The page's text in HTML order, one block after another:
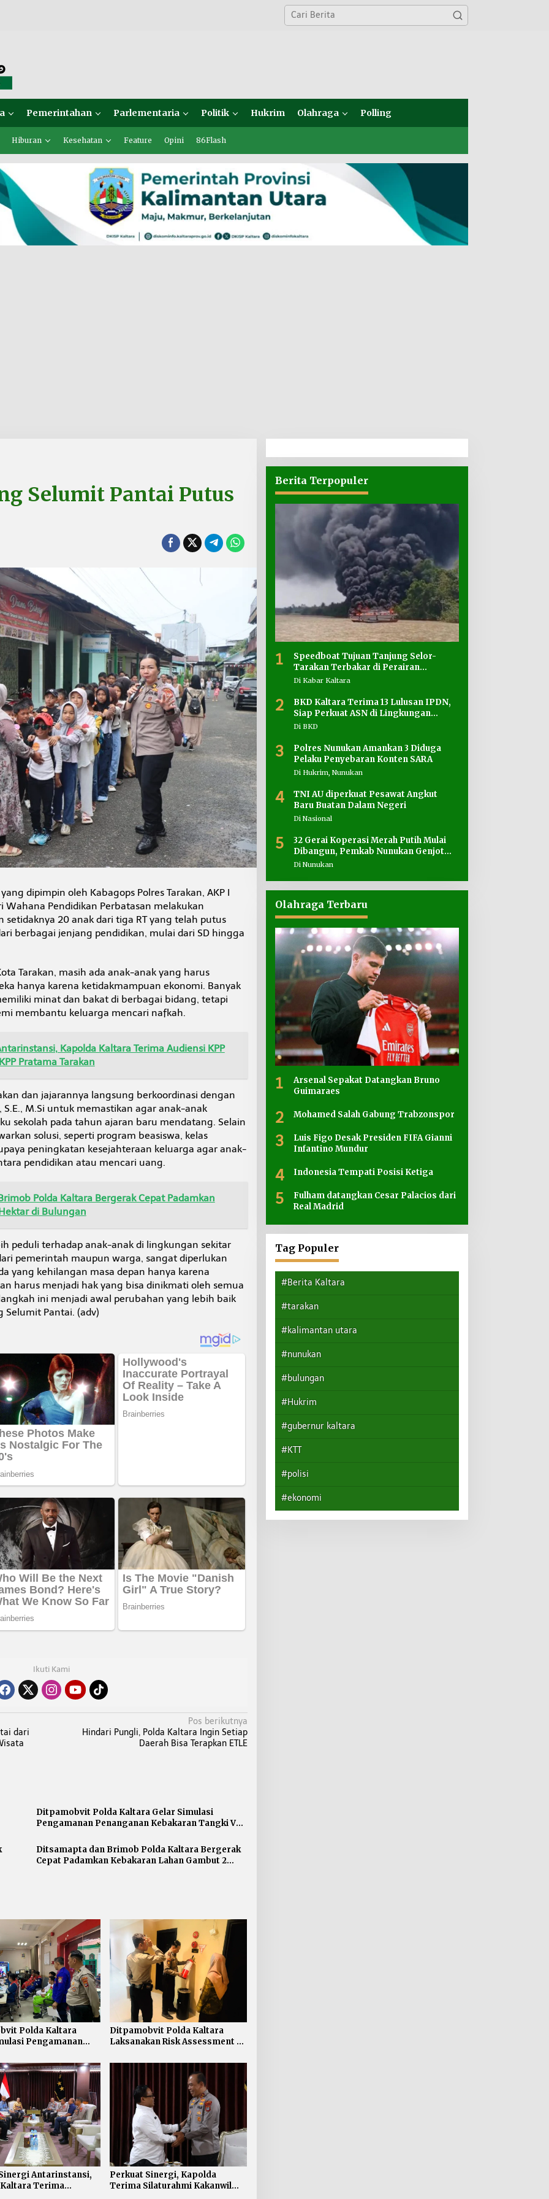
Pemerintahan Parlementaria Politik Hukrim Olahraga Polling
Hiburan Kesehatan Feature Opini 86Flash
Selumit Pantai Putus
dipimpin oleh Kabagops Polres Tarakan, AKP I
Wahana Pendidikan Perbatasan melakukan
20 anak dari tiga RT yang telah putus
berbagai jenjang pendidikan, mulai dari SD hingga
Tarakan, masih ada anak-anak yang harus
hanya karena ketidakmampuan ekonomi. Banyak
minat dan bakat di berbagai bidang, tetapi
membantu keluarga mencari nafkah.
Kapolda Kaltara Terima Audiensi KPP
Pratama Tarakan
dan jajarannya langsung berkoordinasi dengan
S.E., M.Si untuk memastikan agar anak-anak
sekolah pada tahun ajaran baru mendatang. Selain
solusi, seperti program beasiswa, kelas
peningkatan kesejahteraan keluarga agar anak-
pendidikan atau mencari uang.
Polda Kaltara Bergerak Cepat Padamkan
di Bulungan
peduli terhadap anak-anak di lingkungan sekitar
pemerintah maupun warga, sangat diperlukan
yang kehilangan masa depan hanya karena
harus menjadi hak yang bisa dinikmati oleh semua
ini menjadi awal perubahan yang lebih baik
Selumit Pantai. (adv)
Ikuti Kami
dari
Pos berikutnya
Hindari Pungli, Polda Kaltara Ingin Setiap
Daerah Bisa Terapkan ETLE
Ditpamobvit Polda Kaltara Gelar Simulasi
Pengamanan Penanganan Kebakaran Tangki V
Ditsamapta dan Brimob Polda Kaltara Bergerak
Cepat Padamkan Kebakaran Lahan Gambut 2
Polda Kaltara
Pengamanan
di PT Pertamina TBBM
Ditpamobvit Polda Kaltara
Laksanakan Risk Assessment di
Antarinstansi,
Terima
Perkuat Sinergi, Kapolda
Terima Silaturahmi Kakanwil
Berita Terpopuler
1
Speedboat Tujuan Tanjung Selor-
Tarakan Terbakar di Perairan
Salimbatu
Di Kabar Kaltara
2
BKD Kaltara Terima 13 Lulusan IPDN,
Siap Perkuat ASN di Lingkungan
Pemprov
Di BKD
3
Polres Nunukan Amankan 3 Diduga
Pelaku Penyebaran Konten SARA
Di Hukrim, Nunukan
4
TNI AU diperkuat Pesawat Angkut
Baru Buatan Dalam Negeri
Di Nasional
5
32 Gerai Koperasi Merah Putih Mulai
Dibangun, Pemkab Nunukan Genjot
Penyediaan Lahan
Di Nunukan
Olahraga Terbaru
1
Arsenal Sepakat Datangkan Bruno
Guimaraes
2 Mohamed Salah Gabung Trabzonspor
3
Luis Figo Desak Presiden FIFA Gianni
Infantino Mundur
4 Indonesia Tempati Posisi Ketiga
5
Fulham datangkan Cesar Palacios dari
Real Madrid
Tag Populer
#Berita Kaltara
#tarakan
#kalimantan utara
#nunukan
#bulungan
#Hukrim
#gubernur kaltara
#KTT
#polisi
#ekonomi